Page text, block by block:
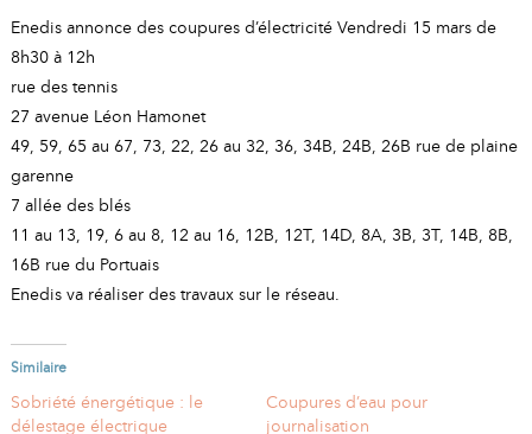
RIE
Enedis annonce des coupures d’électricité Vendredi 15 mars de
8h30 à 12h
rue des tennis
27 avenue Léon Hamonet
49, 59, 65 au 67, 73, 22, 26 au 32, 36, 34B, 24B, 26B rue de plaine
garenne
7 allée des blés
11 au 13, 19, 6 au 8, 12 au 16, 12B, 12T, 14D, 8A, 3B, 3T, 14B, 8B,
16B rue du Portuais
Enedis va réaliser des travaux sur le réseau.
Similaire
Sobriété énergétique : le
délestage électrique
Coupures d’eau pour
journalisation